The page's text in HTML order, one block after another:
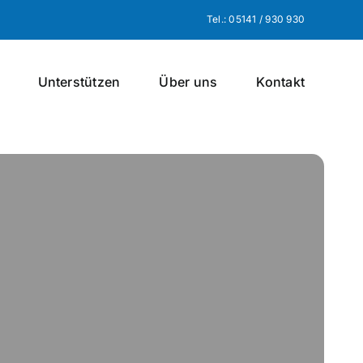
Tel.: 05141 / 930 930
Unterstützen Über uns Kontakt